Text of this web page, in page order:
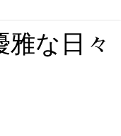
雅な日々